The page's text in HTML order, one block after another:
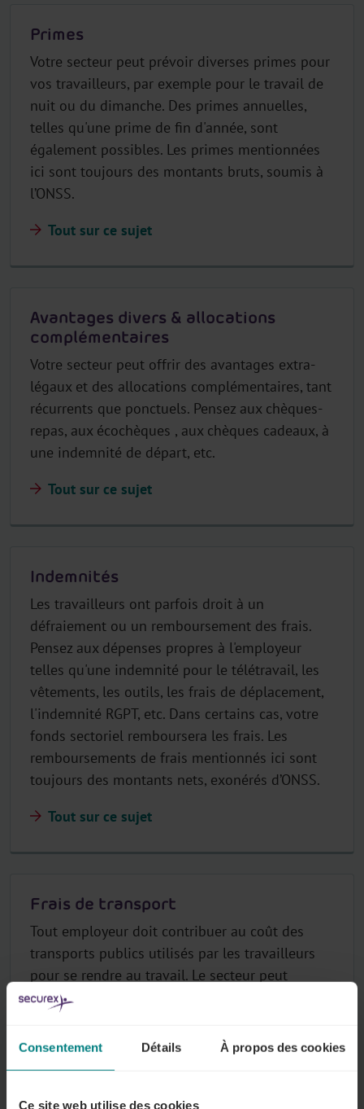
Consentement Détails À propos des cookies
Ce site web utilise des cookies
Primes
Votre secteur peut prévoir diverses primes pour
vos travailleurs, par exemple pour le travail de
nuit ou du dimanche. Des primes annuelles,
telles qu'une prime de fin d'année, sont
également possibles. Les primes mentionnées
ici sont toujours des montants bruts, soumis à
l’ONSS.
Tout sur ce sujet
Avantages divers & allocations
complémentaires
Votre secteur peut offrir des avantages extra-
légaux et des allocations complémentaires, tant
récurrents que ponctuels. Pensez aux chèques-
repas, aux écochèques , aux chèques cadeaux, à
une indemnité de départ, etc.
Tout sur ce sujet
Indemnités
Les travailleurs ont parfois droit à un
défraiement ou un remboursement des frais.
Pensez aux dépenses propres à l'employeur
telles qu'une indemnité pour le télétravail, les
vêtements, les outils, les frais de déplacement,
l'indemnité RGPT, etc. Dans certains cas, votre
fonds sectoriel remboursera les frais. Les
remboursements de frais mentionnés ici sont
toujours des montants nets, exonérés d’ONSS.
Tout sur ce sujet
Frais de transport
Tout employeur doit contribuer au coût des
transports publics utilisés par les travailleurs
pour se rendre au travail. Le secteur peut
également imposer une indemnité pour le
Tout sur ce sujet